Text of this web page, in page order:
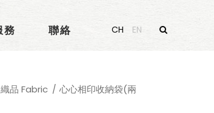
務 聯絡 CH EN
織品 Fabric
心心相印收納袋(兩